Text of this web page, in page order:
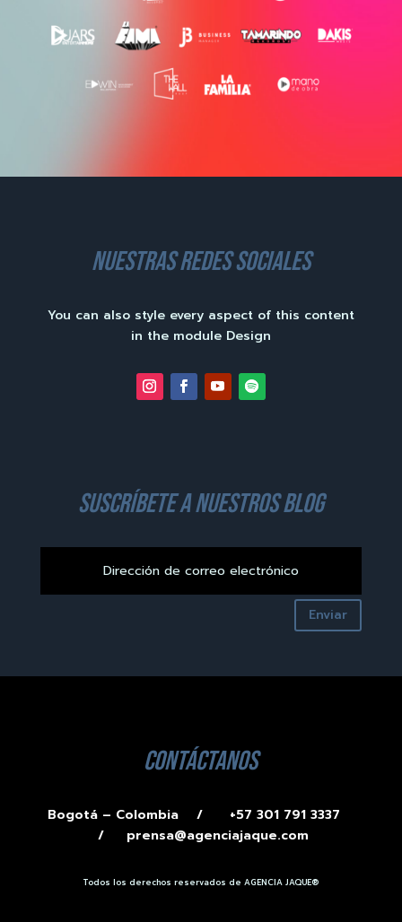
nuestras redes sociales
You can also style every aspect of this content
in the module Design
suscríbete a nuestros blog
Enviar
contáctanos
Bogotá – Colombia /
+57 301 791 3337
/ prensa@agenciajaque.com
Todos los derechos reservados de AGENCIA JAQUE®